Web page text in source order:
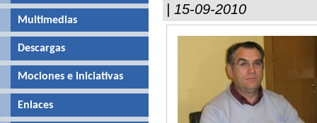
| 15-09-2010
Multimedias
Descargas
Mociones e iniciativas
Enlaces